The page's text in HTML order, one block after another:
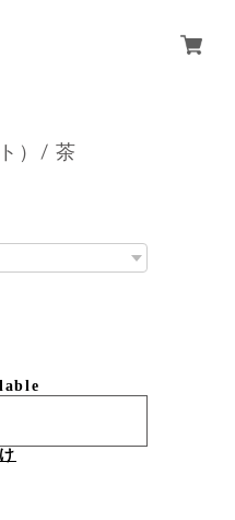
）/ 茶